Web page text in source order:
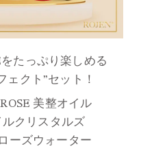
をたっぷり楽しめる
ェクト”セット！
美整オイル
クリスタルズ
ーズウォーター